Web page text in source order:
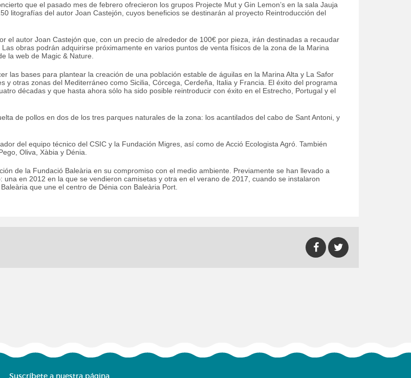
que el pasado mes de febrero ofrecieron los grupos Projecte Mut y Gin Lemon’s en la sala Jauja
litografías del autor Joan Castejón, cuyos beneficios se destinarán al proyecto Reintroducción del
el autor Joan Castejón que, con un precio de alrededor de 100€ por pieza, irán destinadas a recaudar
obras podrán adquirirse próximamente en varios puntos de venta físicos de la zona de la Marina
la web de Magic & Nature.
las bases para plantear la creación de una población estable de águilas en la Marina Alta y La Safor
y otras zonas del Mediterráneo como Sicilia, Córcega, Cerdeña, Italia y Francia. El éxito del programa
décadas y que hasta ahora sólo ha sido posible reintroducir con éxito en el Estrecho, Portugal y el
de pollos en dos de los tres parques naturales de la zona: los acantilados del cabo de Sant Antoni, y
del equipo técnico del CSIC y la Fundación Migres, así como de Acció Ecologista Agró. También
Oliva, Xàbia y Dénia.
de la Fundació Baleària en su compromiso con el medio ambiente. Previamente se han llevado a
en 2012 en la que se vendieron camisetas y otra en el verano de 2017, cuando se instalaron
que une el centro de Dénia con Baleària Port.
Suscríbete a nuestra página